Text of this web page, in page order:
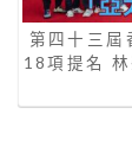
第四十三屆
18項提名